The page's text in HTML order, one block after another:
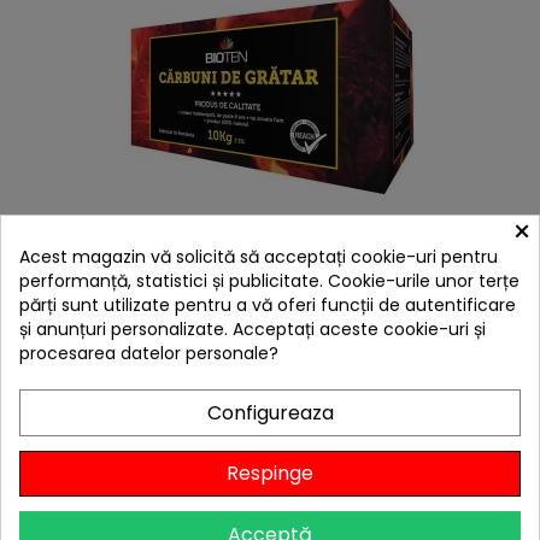
Carbune de gratar 10 kg brichete din rumegus Bioten
159,00 lei
Citește review-urile
În stoc
Adaugă în Coș
×
Acest magazin vă solicită să acceptați cookie-uri pentru
performanță, statistici și publicitate. Cookie-urile unor terțe
părți sunt utilizate pentru a vă oferi funcții de autentificare
și anunțuri personalizate. Acceptați aceste cookie-uri și
procesarea datelor personale?
Configureaza
Respinge